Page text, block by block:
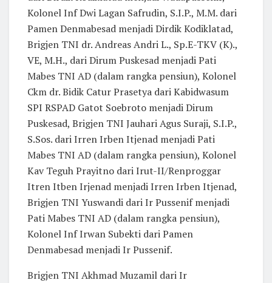
Kolonel Inf Dwi Lagan Safrudin, S.I.P., M.M. dari
Pamen Denmabesad menjadi Dirdik Kodiklatad,
Brigjen TNI dr. Andreas Andri L., Sp.E-TKV (K).,
VE, M.H., dari Dirum Puskesad menjadi Pati
Mabes TNI AD (dalam rangka pensiun), Kolonel
Ckm dr. Bidik Catur Prasetya dari Kabidwasum
SPI RSPAD Gatot Soebroto menjadi Dirum
Puskesad, Brigjen TNI Jauhari Agus Suraji, S.I.P.,
S.Sos. dari Irren Irben Itjenad menjadi Pati
Mabes TNI AD (dalam rangka pensiun), Kolonel
Kav Teguh Prayitno dari Irut-II/Renproggar
Itren Itben Irjenad menjadi Irren Irben Itjenad,
Brigjen TNI Yuswandi dari Ir Pussenif menjadi
Pati Mabes TNI AD (dalam rangka pensiun),
Kolonel Inf Irwan Subekti dari Pamen
Denmabesad menjadi Ir Pussenif.
Brigjen TNI Akhmad Muzamil dari Ir